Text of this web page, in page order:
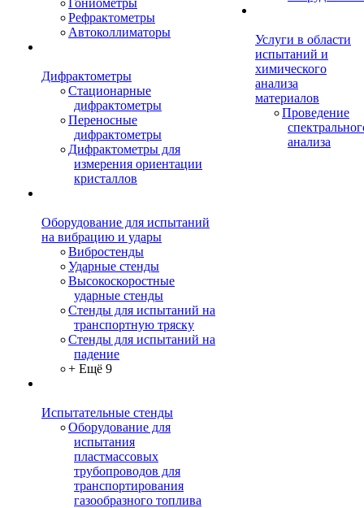
Гониометры
Рефрактометры
Автоколлиматоры
Дифрактометры
Стационарные
дифрактометры
Переносные
дифрактометры
Дифрактометры для
измерения ориентации
кристаллов
Оборудование для испытаний
на вибрацию и удары
Вибростенды
Ударные стенды
Высокоскоростные
ударные стенды
Стенды для испытаний на
транспортную тряску
Стенды для испытаний на
падение
+ Ещё 9
Испытательные стенды
Оборудование для
испытания
пластмассовых
трубопроводов для
транспортирования
газообразного топлива
Услуги в области
испытаний и
химического
анализа
материалов
Проведение
анализа